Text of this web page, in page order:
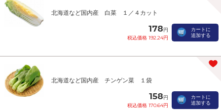
北海道など国内産 白菜 １／４カット
178円
税込価格 192.24円
カートに
追加する
北海道など国内産 チンゲン菜 １袋
158円
税込価格 170.64円
カートに
追加する